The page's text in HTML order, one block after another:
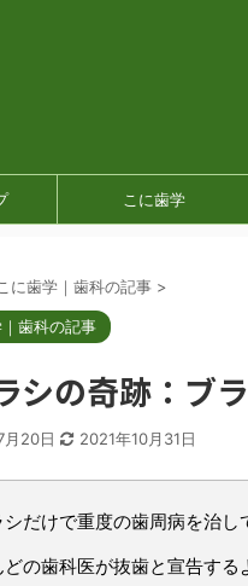
こに歯学
こに歯学｜歯科の記事 >
｜歯科の記事
シの奇跡：ブ
月20日 2021年10月31日
だけで重度の歯周病を治し
どの歯科医が抜歯と宣告す